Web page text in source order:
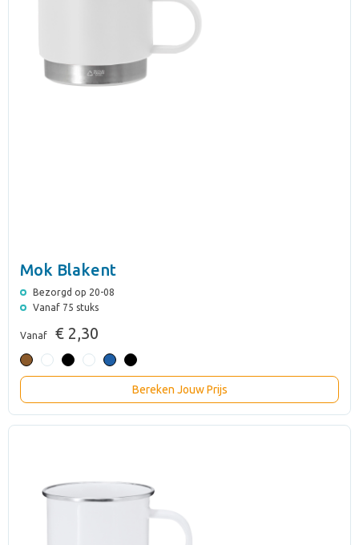
Mok Blakent
Bezorgd op 20-08
Vanaf 75 stuks
Vanaf € 2,30
Bereken Jouw Prijs